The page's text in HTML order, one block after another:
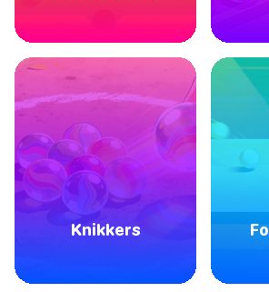
Knikkers